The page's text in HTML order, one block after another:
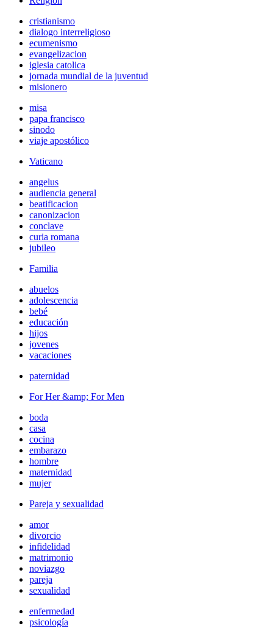
cristianismo
dialogo interreligioso
ecumenismo
evangelizacion
iglesia catolica
jornada mundial de la juventud
misionero
misa
papa francisco
sinodo
viaje apostólico
Vaticano
angelus
audiencia general
beatificacion
canonizacion
conclave
curia romana
jubileo
Familia
abuelos
adolescencia
bebé
educación
hijos
jovenes
vacaciones
paternidad
For Her &amp; For Men
boda
casa
cocina
embarazo
hombre
maternidad
mujer
Pareja y sexualidad
amor
divorcio
infidelidad
matrimonio
noviazgo
pareja
sexualidad
enfermedad
psicología